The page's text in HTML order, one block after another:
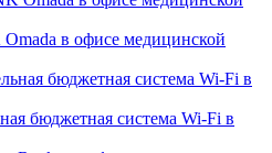
в офисе медицинской
бюджетная система Wi-Fi в